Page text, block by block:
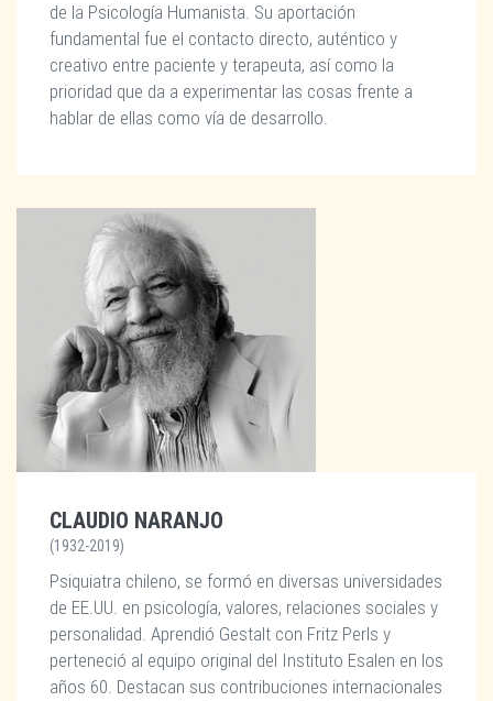
de la Psicología Humanista. Su aportación
fundamental fue el contacto directo, auténtico y
creativo entre paciente y terapeuta, así como la
prioridad que da a experimentar las cosas frente a
hablar de ellas como vía de desarrollo.
CLAUDIO NARANJO
(1932-2019)
Psiquiatra chileno, se formó en diversas universidades
de EE.UU. en psicología, valores, relaciones sociales y
personalidad. Aprendió Gestalt con Fritz Perls y
perteneció al equipo original del Instituto Esalen en los
años 60. Destacan sus contribuciones internacionales